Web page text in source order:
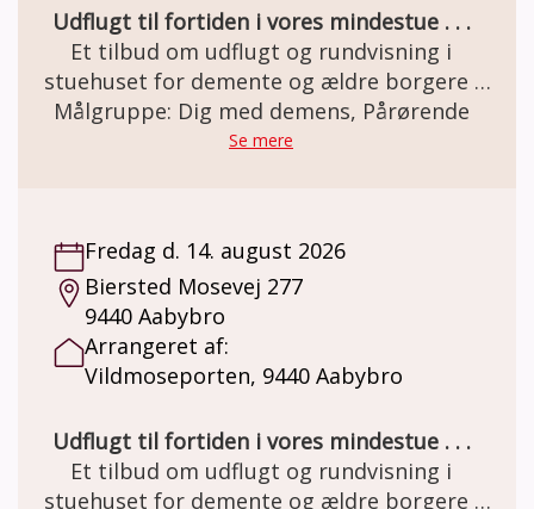
Udflugt til fortiden i vores mindestue . . .
Et tilbud om udflugt og rundvisning i
stuehuset for demente og ældre borgere .
Den gamle staldgård er totalrenoveret og
indrettet som besøgs- og oplevelsescenter.
MELSEN Fonden.
Målgruppe: Dig med demens, Pårørende
Se mere
Fredag d. 14. august 2026
Biersted Mosevej 277
9440 Aabybro
Arrangeret af:
Vildmoseporten, 9440 Aabybro
Udflugt til fortiden i vores mindestue . . .
Et tilbud om udflugt og rundvisning i
stuehuset for demente og ældre borgere .